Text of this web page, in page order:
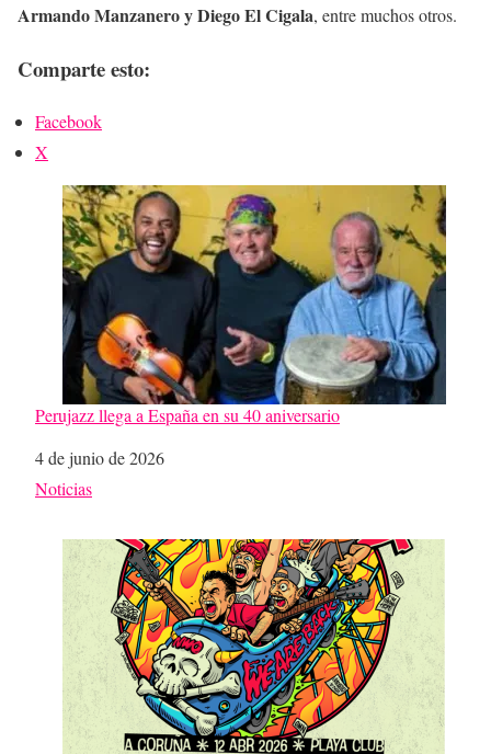
Armando Manzanero y Diego El Cigala, entre muchos otros.
Comparte esto:
Facebook
X
Perujazz llega a España en su 40 aniversario
Fecha
4 de junio de 2026
Respecto a
Noticias